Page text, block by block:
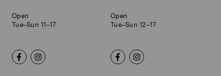
Open
Tue–Sun 11–17
Open
Tue–Sun 12–17